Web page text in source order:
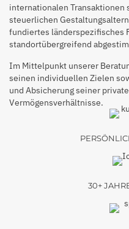
internationalen Transaktionen
steuerlichen
fundiertes länderspezifisches
standortübergreifend
Im Mittelpunkt unserer
seinen individuellen Zielen
und Absicherung seiner
Vermögensverhältnisse.
30+